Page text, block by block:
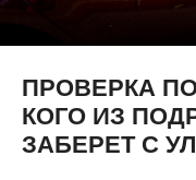
ПРОВЕРКА
КОГО ИЗ
ЗАБЕРЕТ С